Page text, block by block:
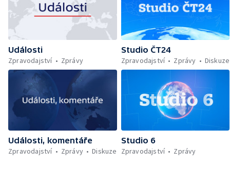
Události
Zpravodajství
Zprávy
Studio ČT24
Zpravodajství
Zprávy Diskuze
Události, komentáře
Zpravodajství
Zprávy Diskuze
Studio 6
Zpravodajství
Zprávy